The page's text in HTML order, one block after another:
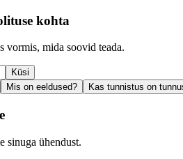
kohta
mida soovid teada.
Küsi
Mis on eeldused? Kas tunnistus on
sinuga ühendust.